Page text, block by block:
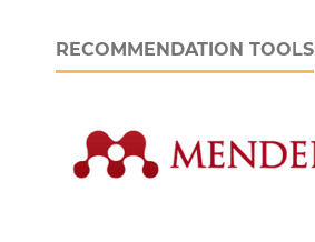
RECOMMENDATION TOOLS